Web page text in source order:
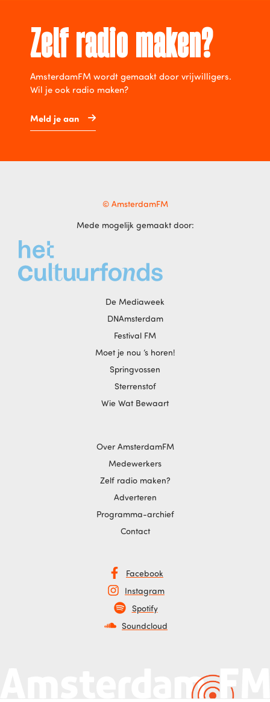
Zelf radio maken?
AmsterdamFM wordt gemaakt door vrijwilligers.
Wil je ook radio maken?
Meld je aan
© AmsterdamFM
Mede mogelijk gemaakt door:
De Mediaweek
DNAmsterdam
Festival FM
Moet je nou ‘s horen!
Springvossen
Sterrenstof
Wie Wat Bewaart
Over AmsterdamFM
Medewerkers
Zelf radio maken?
Adverteren
Programma-archief
Contact
Facebook
Instagram
Spotify
Soundcloud